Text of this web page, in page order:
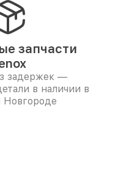
запчасти
задержек —
в наличии в